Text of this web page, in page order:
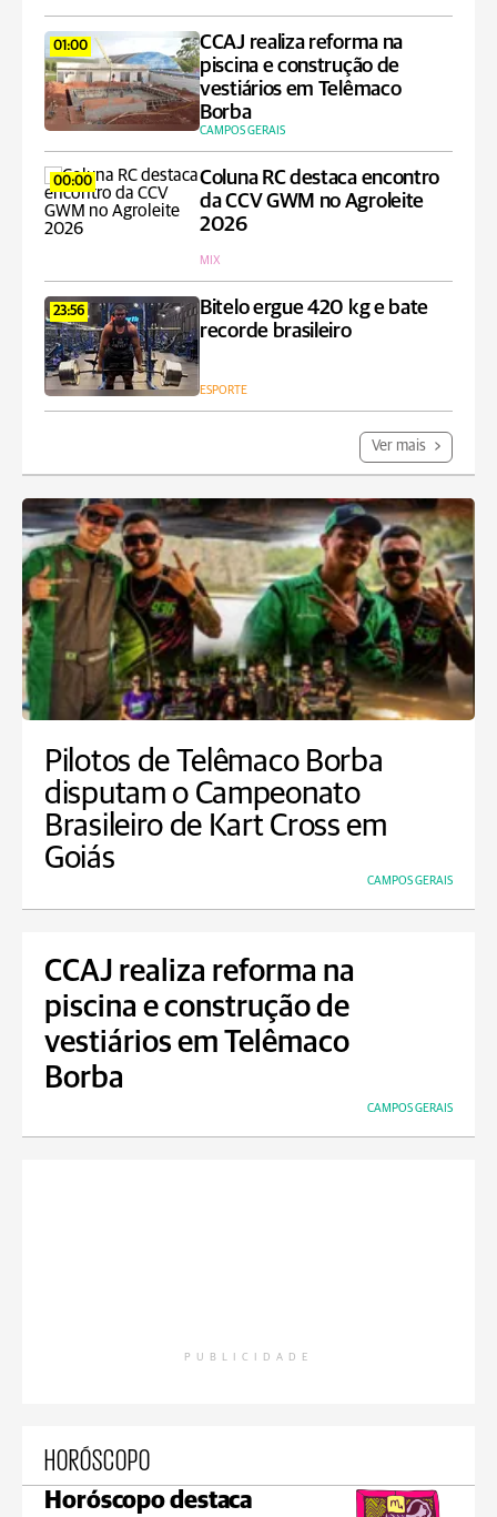
01:00
CCAJ realiza reforma na
piscina e construção de
vestiários em Telêmaco
Borba
CAMPOS GERAIS
00:00
Coluna RC destaca encontro
da CCV GWM no Agroleite
2026
MIX
23:56
Bitelo ergue 420 kg e bate
recorde brasileiro
ESPORTE
Ver mais
Pilotos de Telêmaco Borba
disputam o Campeonato
Brasileiro de Kart Cross em
Goiás
CAMPOS GERAIS
CCAJ realiza reforma na
piscina e construção de
vestiários em Telêmaco
Borba
CAMPOS GERAIS
PUBLICIDADE
HORÓSCOPO
Horóscopo destaca